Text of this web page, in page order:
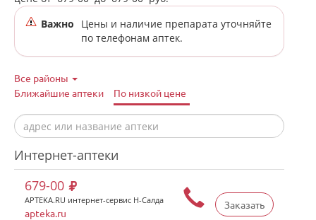
Важно
Цены и наличие препарата уточняйте
по телефонам аптек.
Все районы
Ближайшие аптеки
По низкой цене
Интернет-аптеки
Заказать
679-00
APTEKA.RU интернет-сервис Н-Салда
apteka.ru